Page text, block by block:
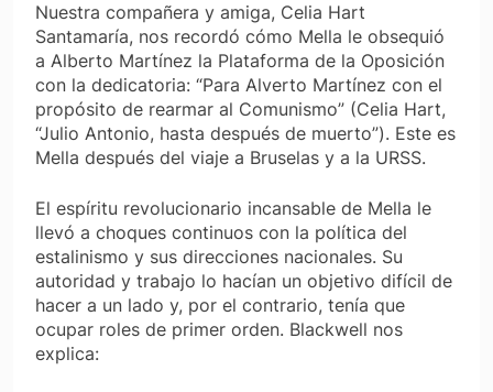
Nuestra compañera y amiga, Celia Hart
Santamaría, nos recordó cómo Mella le obsequió
a Alberto Martínez la Plataforma de la Oposición
con la dedicatoria: “Para Alverto Martínez con el
propósito de rearmar al Comunismo” (Celia Hart,
“Julio Antonio, hasta después de muerto”). Este es
Mella después del viaje a Bruselas y a la URSS.
El espíritu revolucionario incansable de Mella le
llevó a choques continuos con la política del
estalinismo y sus direcciones nacionales. Su
autoridad y trabajo lo hacían un objetivo difícil de
hacer a un lado y, por el contrario, tenía que
ocupar roles de primer orden. Blackwell nos
explica: